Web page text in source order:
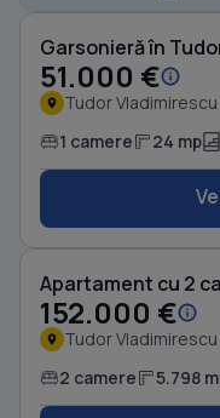
Garsonieră în
51.000 €
Tudor Vladimirescu
1 camere 24 mp
Apartament cu 2
152.000 €
Tudor Vladimirescu
2 camere 5.798